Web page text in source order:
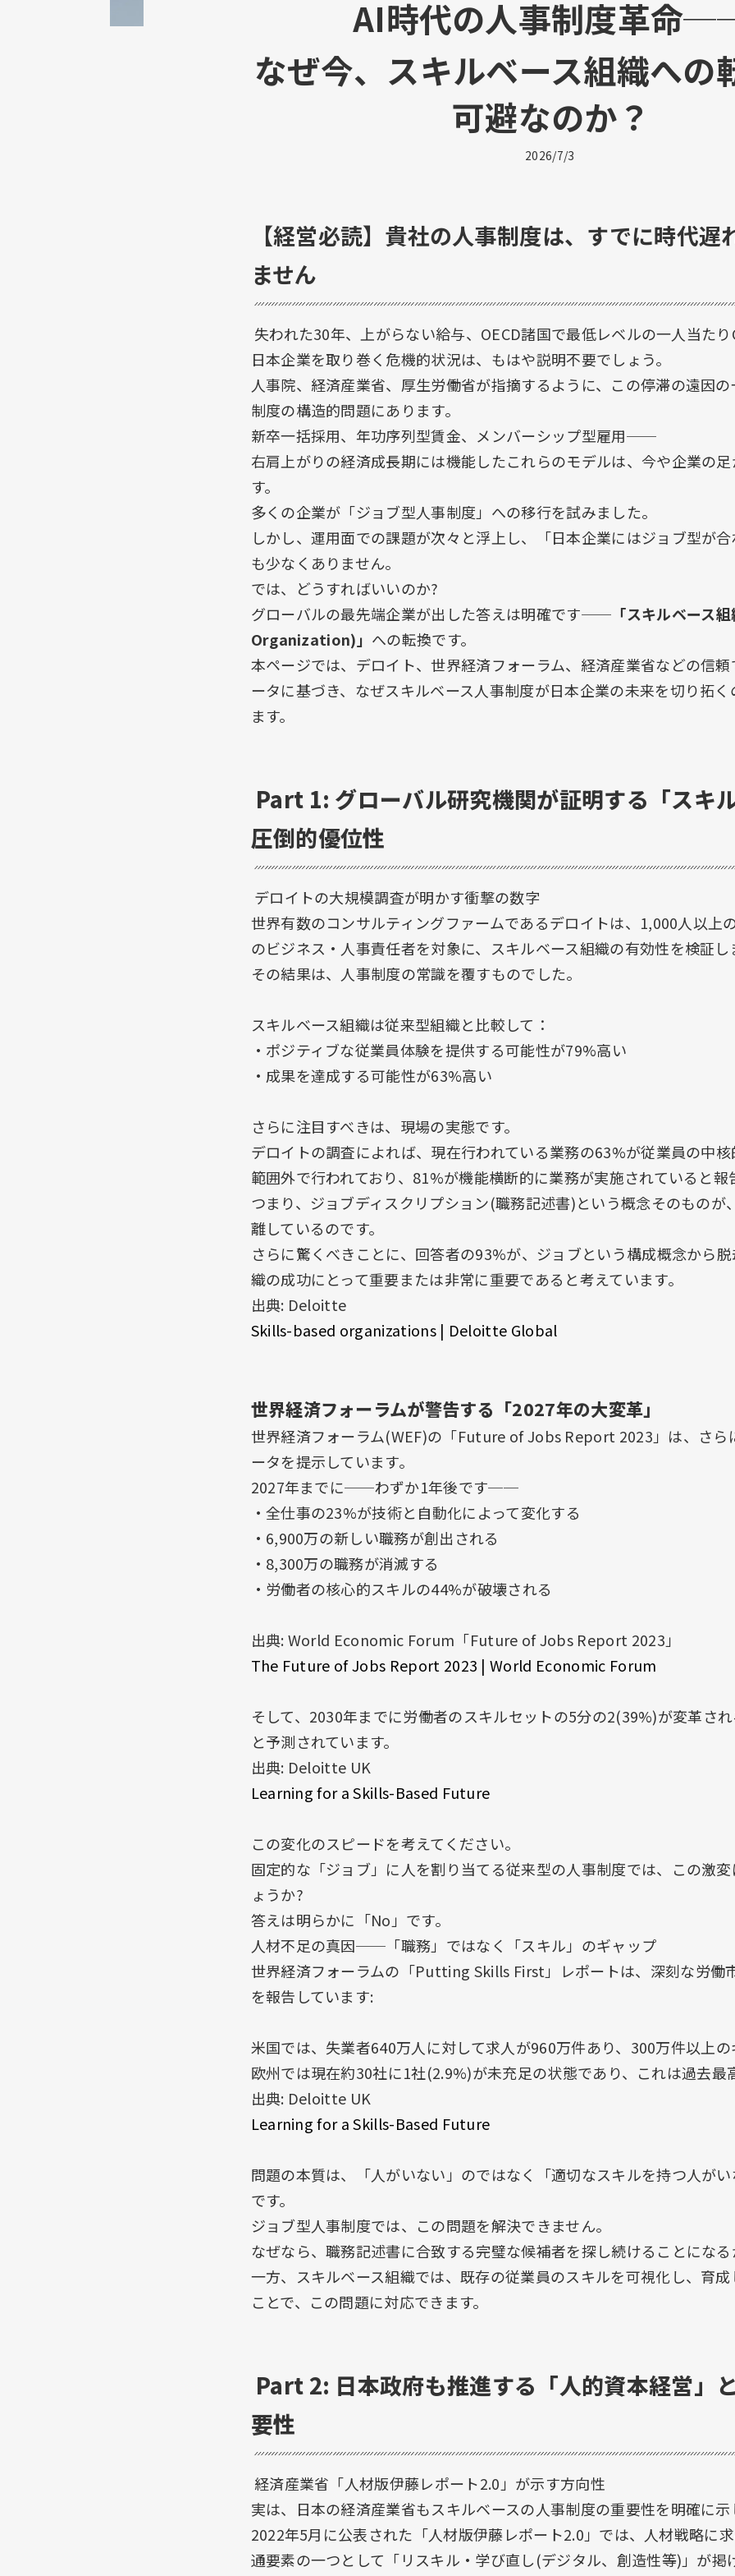
AI時代の人事制度革命
なぜ今、スキルベース組織への
可避なのか？
2026/7/3
【経営必読】貴社の人事制度は、すでに時代遅
ません
失われた30年、上がらない給与、OECD諸国で最低レベルの一人当た
日本企業を取り巻く危機的状況は、もはや説明不要でしょう。
人事院、経済産業省、厚生労働省が指摘するように、この停滞の遠因
制度の構造的問題にあります。
新卒一括採用、年功序列型賃金、メンバーシップ型雇用──
右肩上がりの経済成長期には機能したこれらのモデルは、今や企業の足
す。
多くの企業が「ジョブ型人事制度」への移行を試みました。
しかし、運用面での課題が次々と浮上し、「日本企業にはジョブ型が
も少なくありません。
では、どうすればいいのか?
グローバルの最先端企業が出した答えは明確です── 「スキルベース
Organization)」 への転換です。
本ページでは、デロイト、世界経済フォーラム、経済産業省などの信
ータに基づき、なぜスキルベース人事制度が日本企業の未来を切り拓
ます。
Part 1: グローバル研究機関が証明する「スキ
圧倒的優位性
デロイトの大規模調査が明かす衝撃の数字
世界有数のコンサルティングファームであるデロイトは、1,000人以上
のビジネス・人事責任者を対象に、スキルベース組織の有効性を検証し
その結果は、人事制度の常識を覆すものでした。
スキルベース組織は従来型組織と比較して：
・ポジティブな従業員体験を提供する可能性が79%高い
・成果を達成する可能性が63%高い
さらに注目すべきは、現場の実態です。
デロイトの調査によれば、現在行われている業務の63%が従業員の中
範囲外で行われており、81%が機能横断的に業務が実施されていると報
つまり、ジョブディスクリプション(職務記述書)という概念そのものが
離しているのです。
さらに驚くべきことに、回答者の93%が、ジョブという構成概念から
織の成功にとって重要または非常に重要であると考えています。
出典: Deloitte
Skills-based organizations | Deloitte Global
世界経済フォーラムが警告する「2027年の大変革」
世界経済フォーラム(WEF)の「Future of Jobs Report 2023」は、さら
ータを提示しています。
2027年までに──わずか1年後です──
・全仕事の23%が技術と自動化によって変化する
・6,900万の新しい職務が創出される
・8,300万の職務が消滅する
・労働者の核心的スキルの44%が破壊される
出典: World Economic Forum「Future of Jobs Report 2023」
The Future of Jobs Report 2023 | World Economic Forum
そして、2030年までに労働者のスキルセットの5分の2(39%)が変革さ
と予測されています。
出典: Deloitte UK
Learning for a Skills-Based Future
この変化のスピードを考えてください。
固定的な「ジョブ」に人を割り当てる従来型の人事制度では、この激
ょうか?
答えは明らかに「No」です。
人材不足の真因──「職務」ではなく「スキル」のギャップ
世界経済フォーラムの「Putting Skills First」レポートは、深刻な労働
を報告しています:
米国では、失業者640万人に対して求人が960万件あり、300万件以上
欧州では現在約30社に1社(2.9%)が未充足の状態であり、これは過去最
出典: Deloitte UK
Learning for a Skills-Based Future
問題の本質は、「人がいない」のではなく「適切なスキルを持つ人が
です。
ジョブ型人事制度では、この問題を解決できません。
なぜなら、職務記述書に合致する完璧な候補者を探し続けることになる
一方、スキルベース組織では、既存の従業員のスキルを可視化し、育
ことで、この問題に対応できます。
Part 2: 日本政府も推進する「人的資本経営」
要性
経済産業省「人材版伊藤レポート2.0」が示す方向性
実は、日本の経済産業省もスキルベースの人事制度の重要性を明確に示
2022年5月に公表された「人材版伊藤レポート2.0」では、人材戦略に
通要素の一つとして「リスキル・学び直し(デジタル、創造性等)」が掲